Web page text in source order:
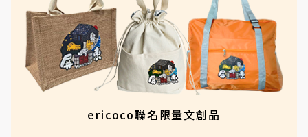
ericoco聯名限量文創品